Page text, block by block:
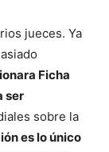
jueces. Ya
Ficha
ser
sobre la
es lo único